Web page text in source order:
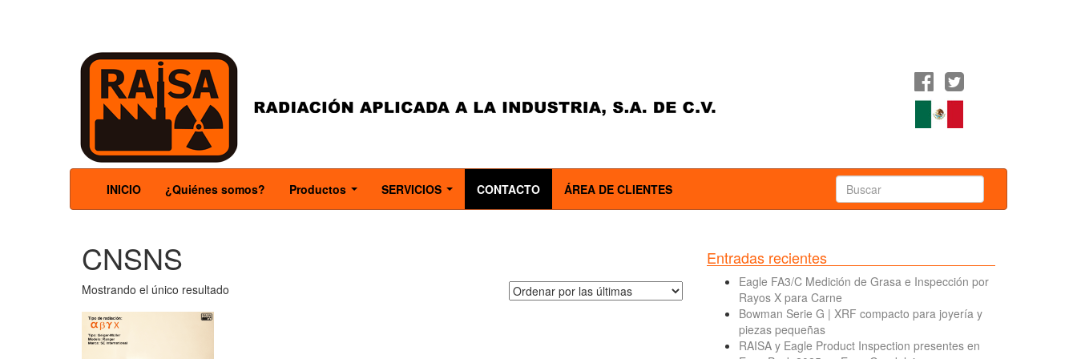
INICIO ¿Quiénes somos? Productos SERVICIOS CONTACTO ÁREA DE CLIENTES
CNSNS
Mostrando el único resultado
Entradas recientes
Eagle FA3/C Medición de Grasa e Inspección por
Rayos X para Carne
Bowman Serie G | XRF compacto para joyería y
piezas pequeñas
RAISA y Eagle Product Inspection presentes en